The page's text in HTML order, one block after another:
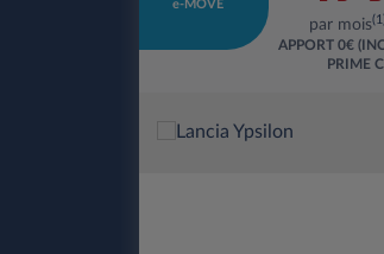
e-MOVE
par mois
APPORT 0€
PRIME